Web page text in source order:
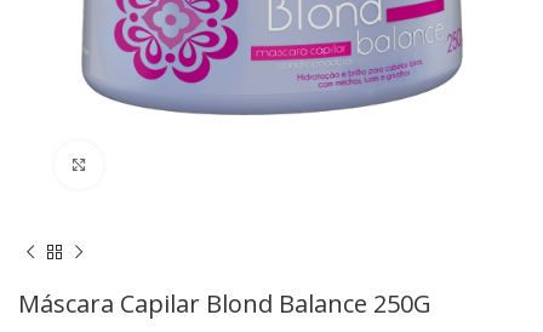
Máscara Capilar Blond Balance 250G